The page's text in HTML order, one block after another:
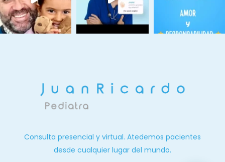
Consulta presencial y virtual. Atedemos pacientes
desde cualquier lugar del mundo.